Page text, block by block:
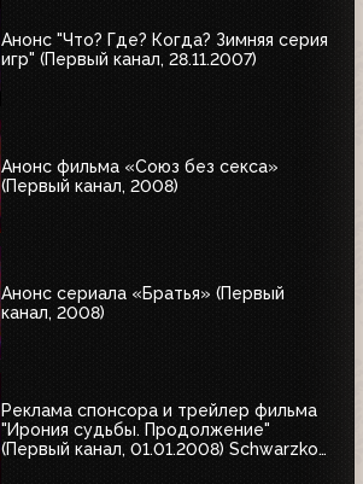
Анонс "Что? Где? Когда? Зимняя серия
игр" (Первый канал, 28.11.2007)
Анонс фильма «Союз без секса»
(Первый канал, 2008)
Анонс сериала «Братья» (Первый
канал, 2008)
Реклама спонсора и трейлер фильма
"Ирония судьбы. Продолжение"
(Первый канал, 01.01.2008) Schwarzkopf